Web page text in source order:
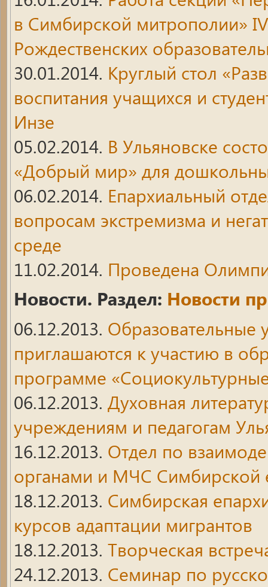
в Симбирской митрополии»
Рождественских
30.01.2014. Круглый стол
воспитания учащихся и
Инзе
05.02.2014. В Ульяновске
«Добрый мир» для
06.02.2014. Епархиальный
вопросам экстремизма и
среде
11.02.2014. Проведена
Новости. Раздел: Новости
06.12.2013. Образовательные
приглашаются к участию в
программе
06.12.2013. Духовная
учреждениям и педагогам
16.12.2013. Отдел по
органами и МЧС Симбирской
18.12.2013. Симбирская
курсов адаптации мигрантов
18.12.2013. Творческая
24.12.2013. Семинар по